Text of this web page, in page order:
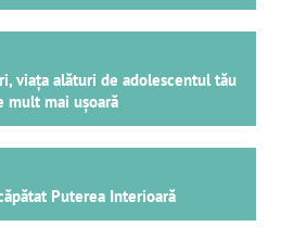
viața alături de adolescentul tău
mult mai ușoară
Puterea Interioară